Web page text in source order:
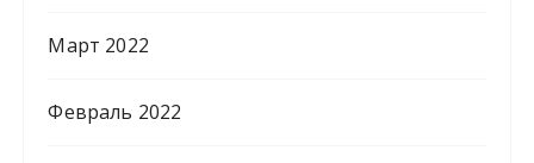
Март 2022
Февраль 2022